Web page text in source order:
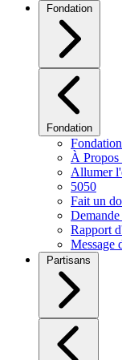
Fondation
Fondation
Fondation
À
Allumer
5050
Fait un
Rapport
Message
Partisans